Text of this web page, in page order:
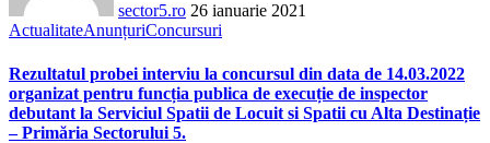
sector5.ro 26 ianuarie 2021
ActualitateAnunțuriConcursuri
Rezultatul probei interviu la concursul din data de 14.03.2022
organizat pentru funcția publica de execuție de inspector
debutant la Serviciul Spatii de Locuit si Spatii cu Alta Destinație
– Primăria Sectorului 5.